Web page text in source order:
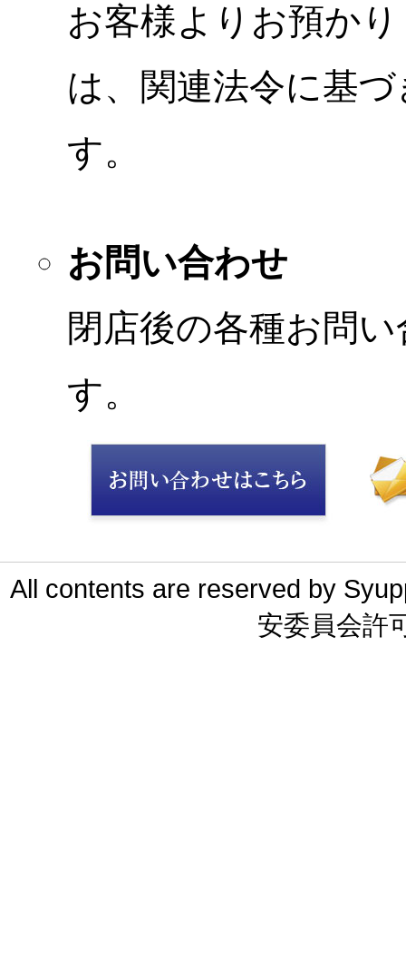
お客様よりお預か
は、関連法令に基
す。
お問い合わせ
閉店後の各種お問
す。
All contents are reserved by
安委員会許